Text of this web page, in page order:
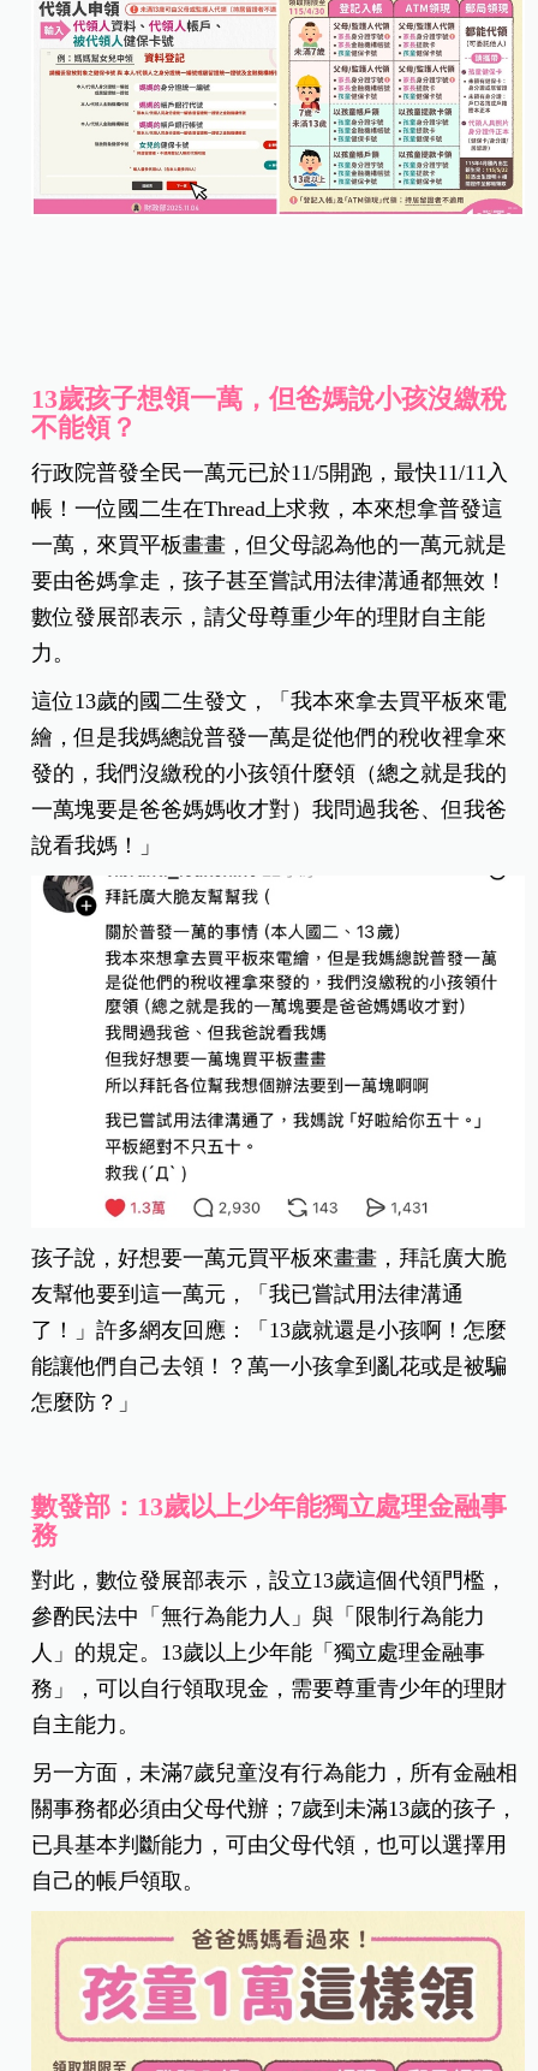
13歲孩子想領一萬，但爸媽說小孩沒繳稅
不能領？
行政院普發全民一萬元已於11/5開跑，最快11/11入
帳！一位國二生在Thread上求救，本來想拿普發這
一萬，來買平板畫畫，但父母認為他的一萬元就是
要由爸媽拿走，孩子甚至嘗試用法律溝通都無效！
數位發展部表示，請父母尊重少年的理財自主能
力。
這位13歲的國二生發文，「我本來拿去買平板來電
繪，但是我媽總說普發一萬是從他們的稅收裡拿來
發的，我們沒繳稅的小孩領什麼領（總之就是我的
一萬塊要是爸爸媽媽收才對）我問過我爸、但我爸
說看我媽！」
孩子說，好想要一萬元買平板來畫畫，拜託廣大脆
友幫他要到這一萬元，「我已嘗試用法律溝通
了！」許多網友回應：「13歲就還是小孩啊！怎麼
能讓他們自己去領！？萬一小孩拿到亂花或是被騙
怎麼防？」
數發部：13歲以上少年能獨立處理金融事
務
對此，數位發展部表示，設立13歲這個代領門檻，
參酌民法中「無行為能力人」與「限制行為能力
人」的規定。13歲以上少年能「獨立處理金融事
務」，可以自行領取現金，需要尊重青少年的理財
自主能力。
另一方面，未滿7歲兒童沒有行為能力，所有金融相
關事務都必須由父母代辦；7歲到未滿13歲的孩子，
已具基本判斷能力，可由父母代領，也可以選擇用
自己的帳戶領取。